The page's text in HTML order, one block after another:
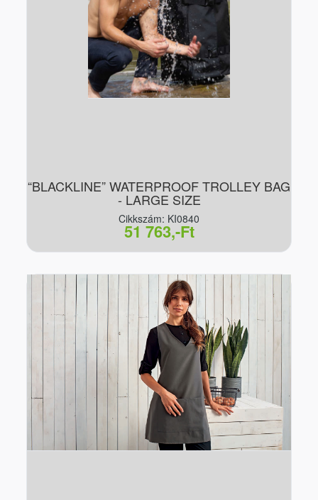
“BLACKLINE” WATERPROOF TROLLEY BAG
- LARGE SIZE
Cikkszám: KI0840
51 763,-Ft